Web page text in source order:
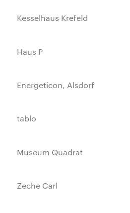
Kesselhaus Krefeld
Haus P
Energeticon, Alsdorf
tablo
Museum Quadrat
Zeche Carl